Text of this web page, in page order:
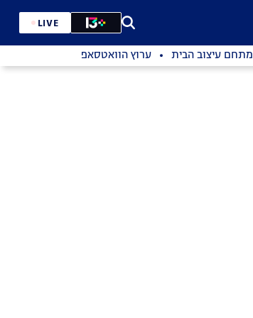
LIVE
מתחם עיצוב הבית ערוץ הוואטסאפ